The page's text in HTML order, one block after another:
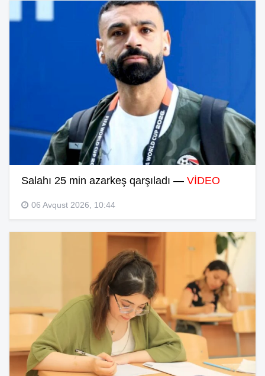
Salahı 25 min azarkeş qarşıladı — VİDEO
06 Avqust 2026, 10:44